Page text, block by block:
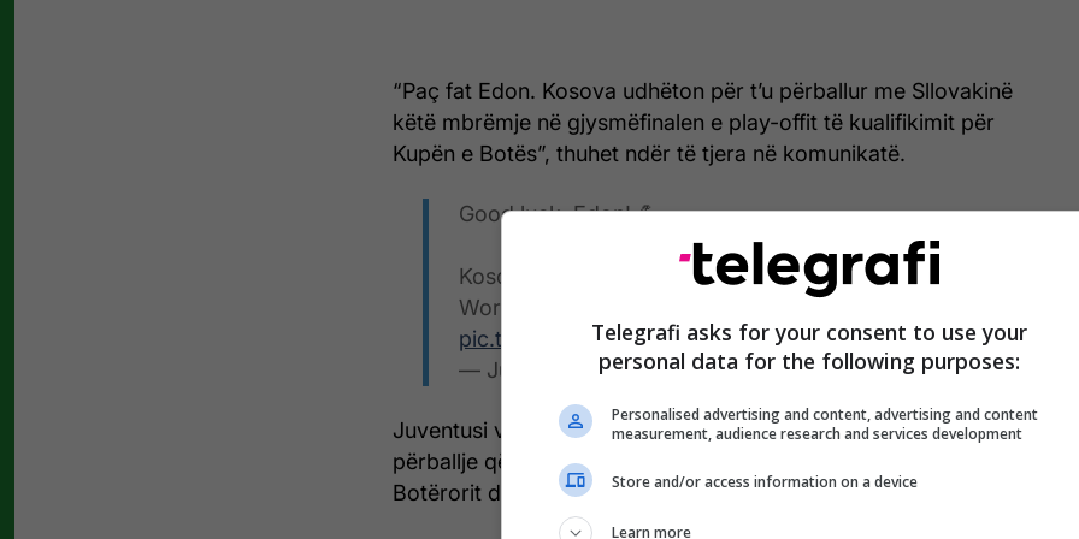
“Paç fat Edon. Kosova udhëton për t’u përballur me Sllovakinë
këtë mbrëmje në gjysmëfinalen e play-offit të kualifikimit për
Kupën e Botës”, thuhet ndër të tjera në komunikatë.
Good luck, Edon! 💪
Kosovo travel to face Slovakia this evening in their 2026
World Cup Qualification semi-final 🇸🇰🆚🇽🇰
pic.twitter.com/E9CluJnueW
— JuventusFC 🇬🇧🇺🇸 (@juventusfcen)March 26, 2026
Juventusi vazhdimisht ka mbështetur Zhegrovën në secilën
përballje që Kosova e ka zhvilluar edhe në kualifikueset e
Botërorit disa muaj më parë.
Telegrafi asks for your consent to use your
personal data for the following purposes:
Personalised advertising and content, advertising and content
measurement, audience research and services development
Store and/or access information on a device
Learn more